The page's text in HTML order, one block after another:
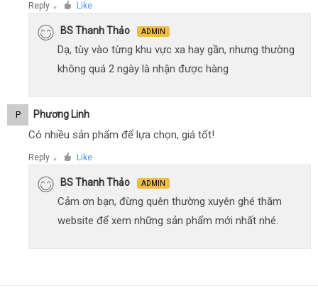
Reply ● Like
BS Thanh Thảo ADMIN
Dạ, tùy vào từng khu vực xa hay gần, nhưng thường
không quá 2 ngày là nhận được hàng
P Phương Linh
Có nhiều sản phẩm để lựa chọn, giá tốt!
Reply ● Like
BS Thanh Thảo ADMIN
Cảm ơn bạn, đừng quên thường xuyên ghé thăm
website để xem những sản phẩm mới nhất nhé.